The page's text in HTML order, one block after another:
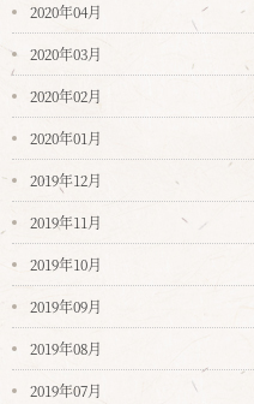
2020年04月
2020年03月
2020年02月
2020年01月
2019年12月
2019年11月
2019年10月
2019年09月
2019年08月
2019年07月